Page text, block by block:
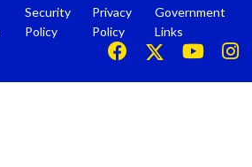
Security
Policy
Privacy
Policy
Government
Links